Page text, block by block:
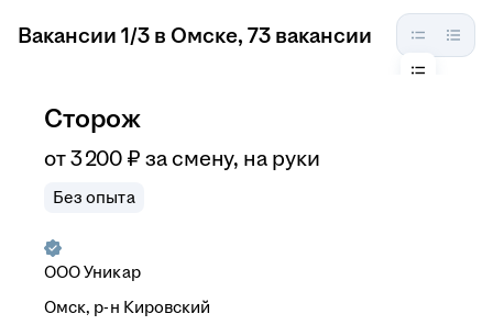
Вакансии 1/3 в Омске, 73 вакансии
Сторож
от3 200 ₽ за смену, на руки
Без опыта
ОООУникар
Омск, р-н Кировский